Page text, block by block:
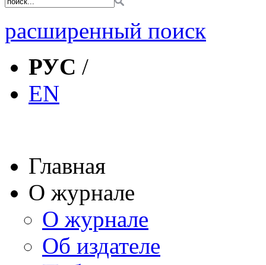
расширенный поиск
РУС /
EN
Главная
О журнале
О журнале
Об издателе